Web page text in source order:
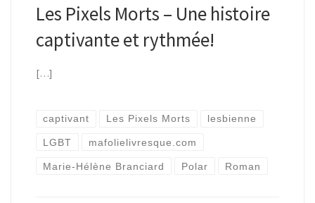
Les Pixels Morts – Une histoire
captivante et rythmée!
[…]
captivant Les Pixels Morts lesbienne
LGBT mafolielivresque.com
Marie-Hélène Branciard Polar Roman